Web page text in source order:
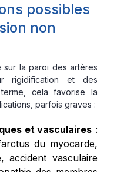
possibles
non
la paroi des artères
rigidification et des
cela favorise la
parfois graves :
et vasculaires :
du myocarde,
accident vasculaire